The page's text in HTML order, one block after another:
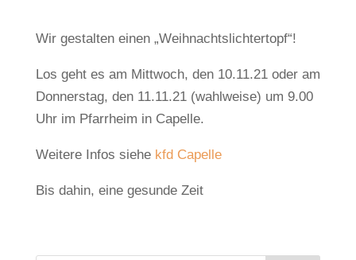
Wir gestalten einen „Weihnachtslichtertopf“!
Los geht es am Mittwoch, den 10.11.21 oder am
Donnerstag, den 11.11.21 (wahlweise) um 9.00
Uhr im Pfarrheim in Capelle.
Weitere Infos siehe kfd Capelle
Bis dahin, eine gesunde Zeit